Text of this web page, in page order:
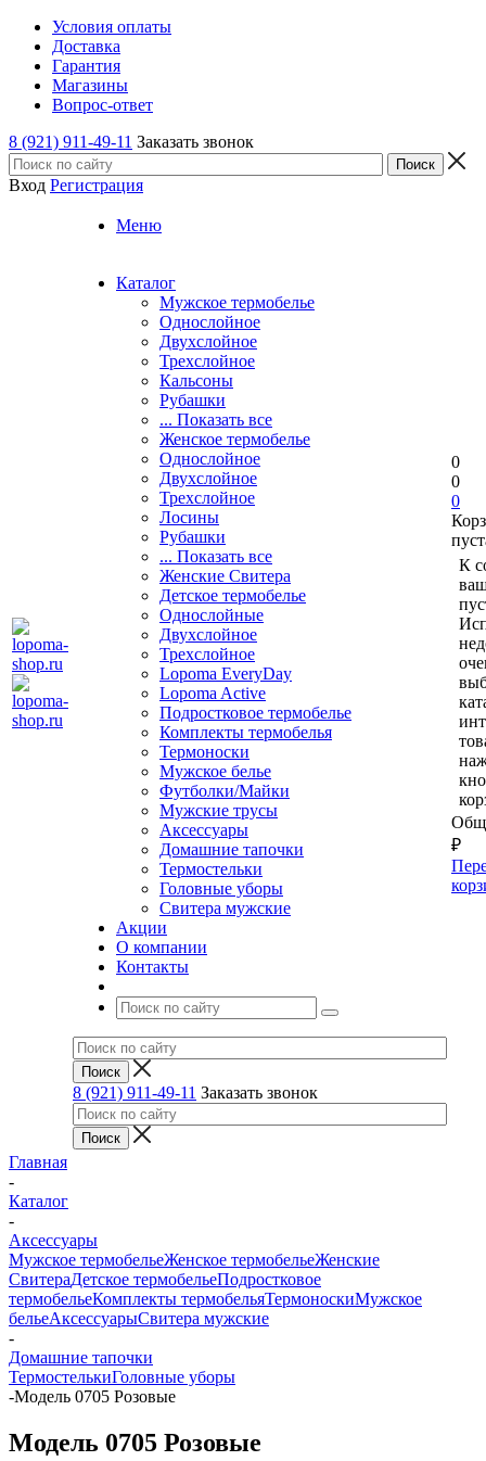
Условия оплаты
Доставка
Гарантия
Магазины
Вопрос-ответ
8 (921) 911-49-11 Заказать звонок
Вход Регистрация
Меню
Каталог
Мужское термобелье
Однослойное
Двуxслойное
Трехслойное
Кальсоны
Рубашки
... Показать все
Женское термобелье
Однослойное
Двуxслойное
Трехслойное
Лосины
Рубашки
... Показать все
Женские Свитера
Детское термобелье
Однослойные
Двуxслойное
Трехслойное
Lopoma EveryDay
Lopoma Active
Подростковое термобелье
Комплекты термобелья
Термоноски
Мужское белье
Футболки/Майки
Мужские трусы
Аксессуары
Домашние тапочки
Термостельки
Головные уборы
Свитера мужские
Акции
О компании
Контакты
8 (921) 911-49-11 Заказать звонок
0
0
0
К
₽
Главная
-
Каталог
-
Аксессуары
Мужское термобельеЖенское термобельеЖенские
СвитераДетское термобельеПодростковое
термобельеКомплекты термобельяТермоноскиМужское
бельеАксессуарыСвитера мужские
-
Домашние тапочки
ТермостелькиГоловные уборы
-Модель 0705 Розовые
Модель 0705 Розовые